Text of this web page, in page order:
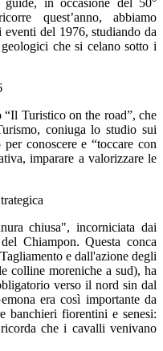
guide, in occasione del 50°
quest’anno, abbiamo
del 1976, studiando da
che si celano sotto i
“Il Turistico on the road”, che
coniuga lo studio sui
conoscere e “toccare con
imparare a valorizzare le
chiusa", incorniciata dai
Chiampon. Questa conca
e dall'azione degli
colline moreniche a sud), ha
verso il nord sin dal
era così importante da
banchieri fiorentini e senesi:
che i cavalli venivano